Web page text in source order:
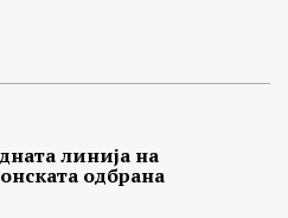
линија на
одбрана